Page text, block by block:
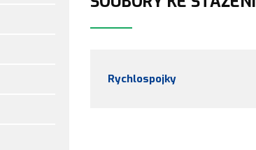
Rychlospojky